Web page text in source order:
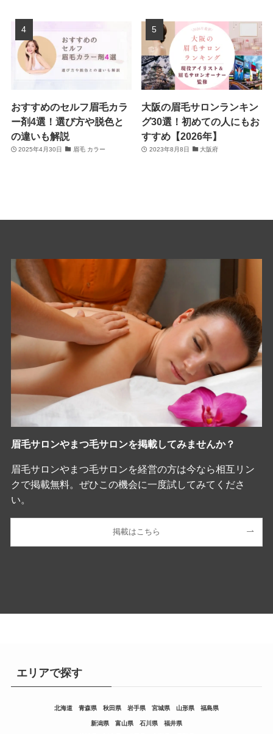
おすすめのセルフ眉毛カラ
ー剤4選！選び方や脱色と
の違いも解説
2025年4月30日 眉毛 カラー
大阪の眉毛サロンランキン
グ30選！初めての人にもお
すすめ【2026年】
2023年8月8日 大阪府
眉毛サロンやまつ毛サロンを掲載してみませんか？
眉毛サロンやまつ毛サロンを経営の方は今なら相互リン
クで掲載無料。ぜひこの機会に一度試してみてくださ
い。
掲載はこちら
エリアで探す
北海道 青森県 秋田県 岩手県 宮城県 山形県 福島県
新潟県 富山県 石川県 福井県